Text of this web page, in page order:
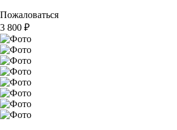
Пожаловаться
3 800 ₽